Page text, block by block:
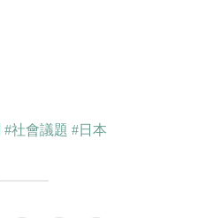
#社會議題 #日本